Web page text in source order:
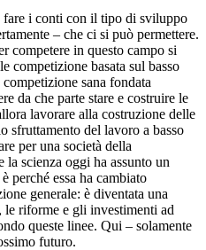
i conti con il tipo di sviluppo
– che ci si può permettere.
competere in questo campo si
competizione basata sul basso
sana fondata
da che parte stare e costruire le
lavorare alla costruzione delle
sfruttamento del lavoro a basso
per una società della
la scienza oggi ha assunto un
perché essa ha cambiato
generale: è diventata una
riforme e gli investimenti ad
queste linee. Qui – solamente
futuro.